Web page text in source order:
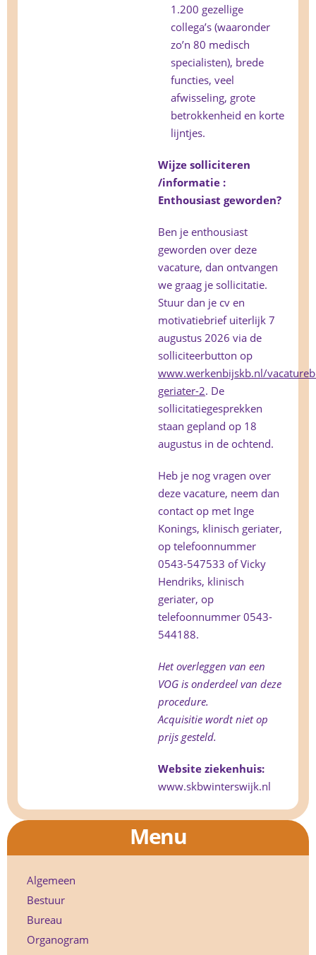
1.200 gezellige
collega’s (waaronder
zo’n 80 medisch
specialisten), brede
functies, veel
afwisseling, grote
betrokkenheid en korte
lijntjes.
Wijze solliciteren
/informatie :
Enthousiast geworden?
Ben je enthousiast
geworden over deze
vacature, dan ontvangen
we graag je sollicitatie.
Stuur dan je cv en
motivatiebrief uiterlijk 7
augustus 2026 via de
solliciteerbutton op
www.werkenbijskb.nl/
geriater-2. De
sollicitatiegesprekken
staan gepland op 18
augustus in de ochtend.
Heb je nog vragen over
deze vacature, neem dan
contact op met Inge
Konings, klinisch geriater,
op telefoonnummer
0543-547533 of Vicky
Hendriks, klinisch
geriater, op
telefoonnummer 0543-
544188.
Het overleggen van een
VOG is onderdeel van deze
procedure.
Acquisitie wordt niet op
prijs gesteld.
Website ziekenhuis:
www.skbwinterswijk.nl
Menu
Algemeen
Bestuur
Bureau
Organogram